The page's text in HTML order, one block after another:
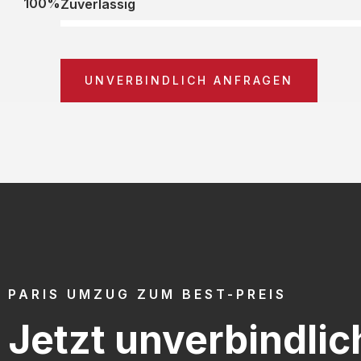
Zuverlässig
UNVERBINDLICH ANFRAGEN
PARIS UMZUG ZUM BEST-PREIS
Jetzt